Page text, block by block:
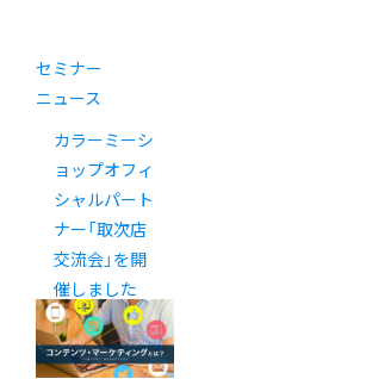
セミナー
ニュース
カラーミーシ
ョップオフィ
シャルパート
ナー「取次店
交流会」を開
催しました